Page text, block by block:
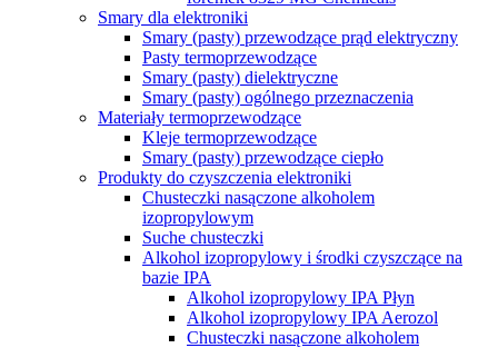
Smary dla elektroniki
Smary (pasty) przewodzące prąd elektryczny
Pasty termoprzewodzące
Smary (pasty) dielektryczne
Smary (pasty) ogólnego przeznaczenia
Materiały termoprzewodzące
Kleje termoprzewodzące
Smary (pasty) przewodzące ciepło
Produkty do czyszczenia elektroniki
Chusteczki nasączone alkoholem
izopropylowym
Suche chusteczki
Alkohol izopropylowy i środki czyszczące na
bazie IPA
Alkohol izopropylowy IPA Płyn
Alkohol izopropylowy IPA Aerozol
Chusteczki nasączone alkoholem